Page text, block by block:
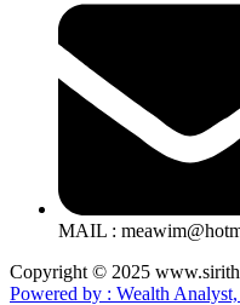
MAIL :
Copyright © 2025
Powered by : Wealth